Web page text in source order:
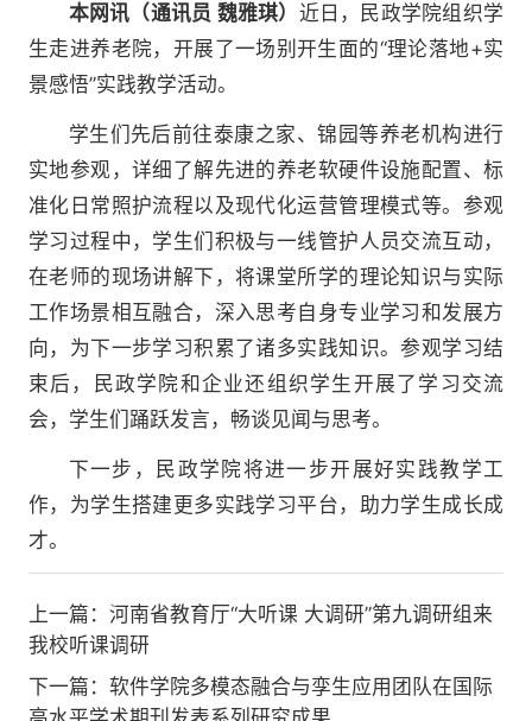
本网讯（通讯员 魏雅琪） 近日，民政学院组织学
生走进养老院，开展了一场别开生面的“理论落地+实
景感悟”实践教学活动。
学生们先后前往泰康之家、锦园等养老机构进行
实地参观，详细了解先进的养老软硬件设施配置、标
准化日常照护流程以及现代化运营管理模式等。参观
学习过程中，学生们积极与一线管护人员交流互动，
在老师的现场讲解下，将课堂所学的理论知识与实际
工作场景相互融合，深入思考自身专业学习和发展方
向，为下一步学习积累了诸多实践知识。参观学习结
束后，民政学院和企业还组织学生开展了学习交流
会，学生们踊跃发言，畅谈见闻与思考。
下一步，民政学院将进一步开展好实践教学工
作，为学生搭建更多实践学习平台，助力学生成长成
才。
上一篇： 河南省教育厅“大听课 大调研”第九调研组来
我校听课调研
下一篇： 软件学院多模态融合与孪生应用团队在国际